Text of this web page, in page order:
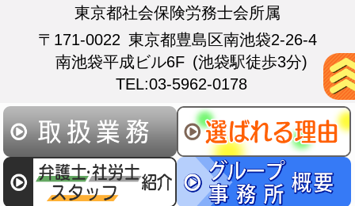
東京都社会保険労務士会所属
〒171-0022 東京都豊島区南池袋2-26-4
南池袋平成ビル6F (池袋駅徒歩3分)
TEL:03-5962-0178